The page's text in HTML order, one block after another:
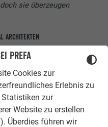
PREFA
Cookies zur
Erlebnis zu
Statistiken zur
Website zu erstellen
Überdies führen wir
sie überzeugen
ARCHITEKTEN